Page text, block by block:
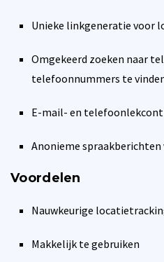
Unieke linkgeneratie voor
Omgekeerd zoeken naar
telefoonnummers te
E-mail- en
Anonieme spraakberichten
Voordelen
Nauwkeurige
Makkelijk te gebruiken